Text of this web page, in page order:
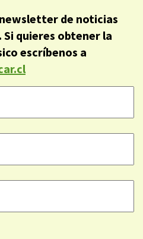
de noticias
quieres obtener la
escríbenos a